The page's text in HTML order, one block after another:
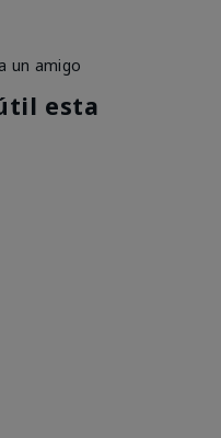
un amigo
esta